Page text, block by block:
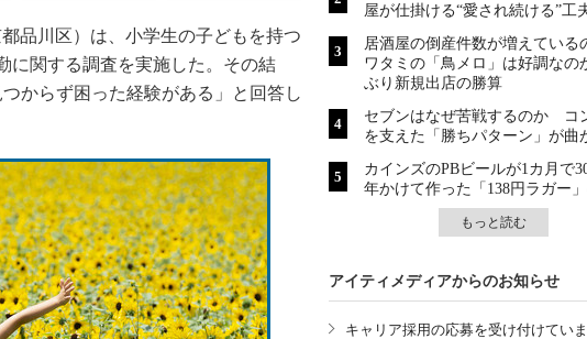
品川区）は、小学生の子どもを持つ
に関する調査を実施した。その結
からず困った経験がある」と回答し
屋が仕掛ける“愛され続ける”工
居酒屋の倒産件数が増えている
ワタミの「鳥メロ」は好調な
ぶり新規出店の勝算
セブンはなぜ苦戦するのか コ
を支えた「勝ちパターン」が曲
カインズのPBビールが1カ月で
年かけて作った「138円ラガー
もっと読む
アイティメディアからのお知らせ
キャリア採用の応募を受け付けてい